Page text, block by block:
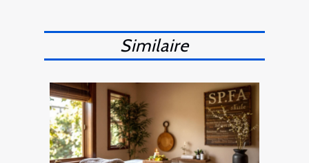
Similaire